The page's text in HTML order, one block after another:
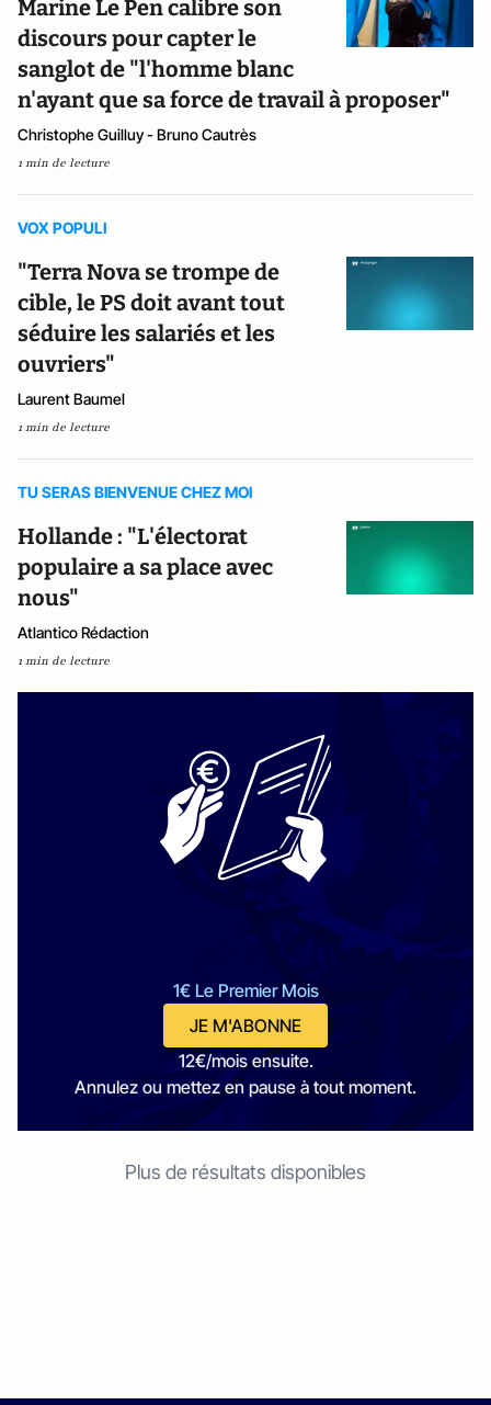
Marine Le Pen calibre son
discours pour capter le
sanglot de "l'homme blanc
n'ayant que sa force de travail à proposer"
Christophe Guilluy - Bruno Cautrès
1 min de lecture
VOX POPULI
"Terra Nova se trompe de
cible, le PS doit avant tout
séduire les salariés et les
ouvriers"
Laurent Baumel
1 min de lecture
TU SERAS BIENVENUE CHEZ MOI
Hollande : "L'électorat
populaire a sa place avec
nous"
Atlantico Rédaction
1 min de lecture
1€ Le Premier Mois
JE M'ABONNE
12€/mois ensuite.
Annulez ou mettez en pause à tout moment.
Plus de résultats disponibles